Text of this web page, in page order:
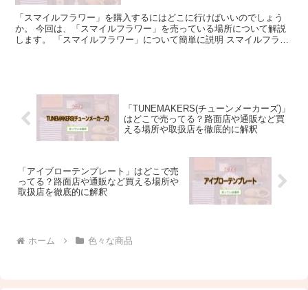
「スマイルフラワー」を購入するにはどこに行けばいいのでしょう
か。 今回は、「スマイルフラワー」を売っている場所について解説
します。 「スマイルフラワー」について簡単に説明 スマイルフラワ
「TUNEMAKERS(チューンメーカーズ)」
はどこで売ってる？路面店や通販など買
える場所や取扱店を徹底的に解釈
「アイブローテンプレート」はどこで売
ってる？路面店や通販など買える場所や
取扱店を徹底的に解釈
ホーム 色々な商品